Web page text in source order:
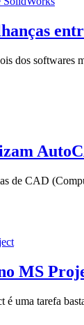
dos softwares
de CAD
MS
é uma tarefa